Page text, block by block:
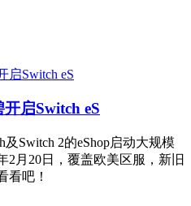
启Switch eS
Switch 2的eShop启动大规模
2月20日，覆盖欧美区服，新旧
看吧！